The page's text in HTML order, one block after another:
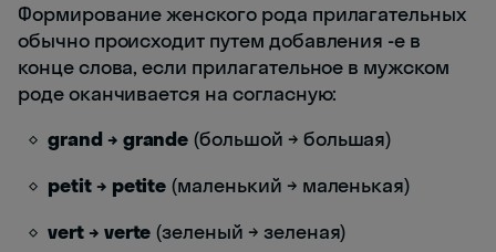
Формирование женского рода прилагательных
обычно происходит путем добавления -e в
конце слова, если прилагательное в мужском
роде оканчивается на согласную:
grand → grande (большой → большая)
petit → petite (маленький → маленькая)
vert → verte (зеленый → зеленая)